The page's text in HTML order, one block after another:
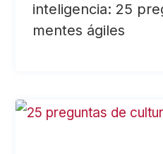
inteligencia: 25
mentes ágiles